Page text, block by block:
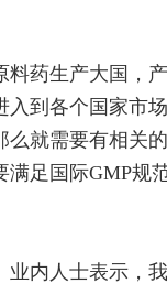
药生产大国，
到各个国家市
就需要有相关
足国际GMP规
内人士表示，